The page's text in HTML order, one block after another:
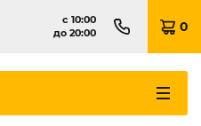
с 10:00
до 20:00 0